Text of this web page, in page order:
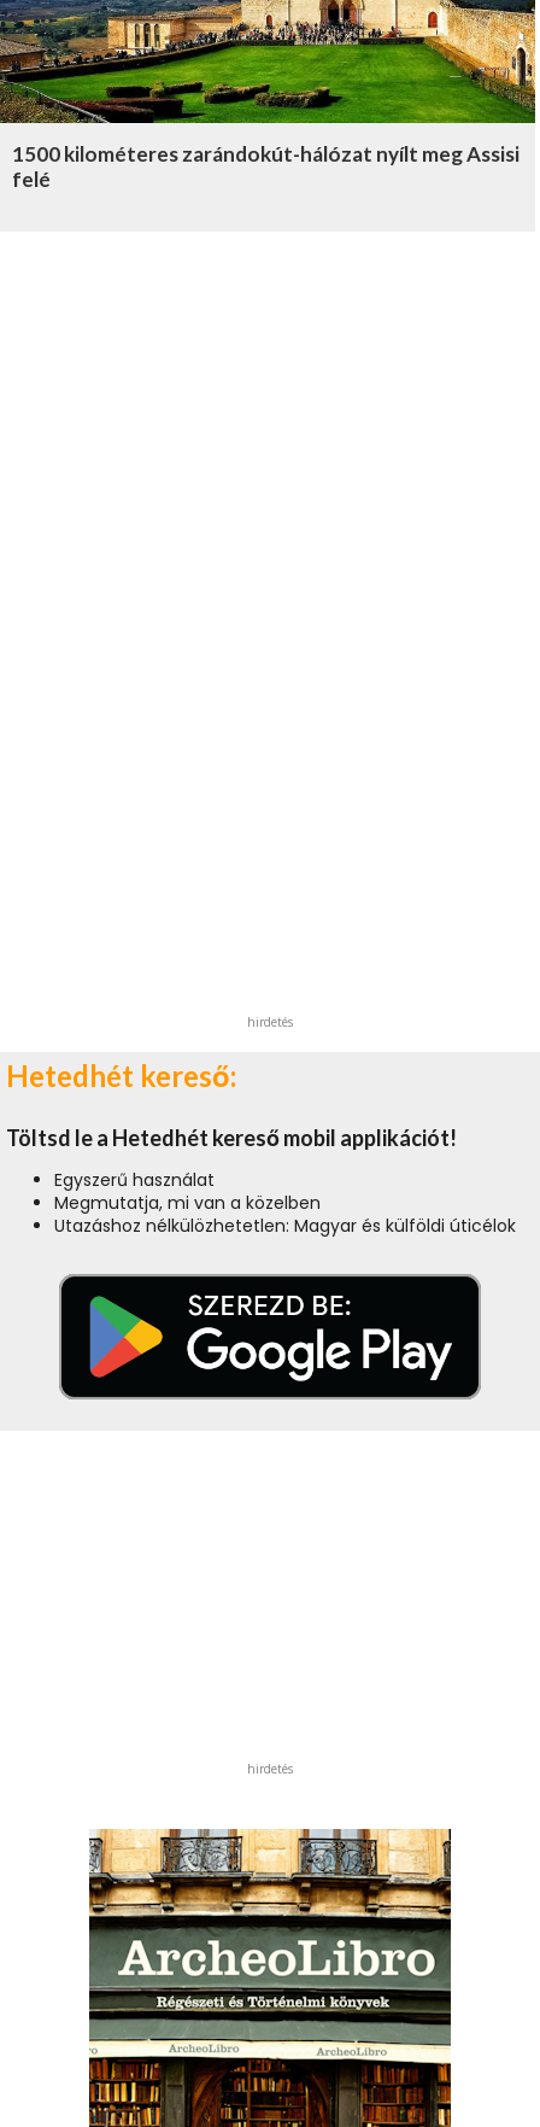
1500 kilométeres zarándokút-hálózat nyílt meg Assisi
felé
hirdetés
Hetedhét kereső:
Töltsd le a Hetedhét kereső mobil applikációt!
Egyszerű használat
Megmutatja, mi van a közelben
Utazáshoz nélkülözhetetlen: Magyar és külföldi úticélok
hirdetés